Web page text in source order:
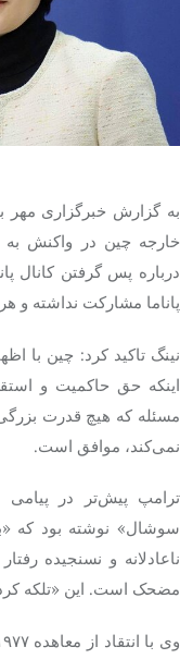
تک کده
پایگاه
به گزارش خبرگزاری مهر
خارجه چین در واکنش به
درباره پس گرفتن کانال
پاناما مشارکت نداشته و
نینگ تاکید کرد: چین با
اینکه حق حاکمیت و
مسئله که هیچ قدرت بزرگی
نمی‌کند، موافق است.
ترامپ پیش‌تر در
سوشال» نوشته بود که
ناعادلانه و نسنجیده
مضحک است. این «تلکه